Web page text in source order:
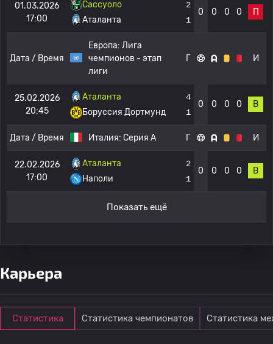
01.03.2026
17:00
Сассуоло
Аталанта
2
1
0 0 0 0 П
Дата / Время
Европа: Лига
чемпионов - этап
лиги
Г И
25.02.2026
20:45
Аталанта
Боруссия Дортмунд
4
1
0 0 0 0 В
Дата / Время Италия: Серия А Г И
22.02.2026
17:00
Аталанта
Наполи
2
1
0 0 0 0 В
Показать ещё
Карьера
Статистика Статистика чемпионатов Статистика